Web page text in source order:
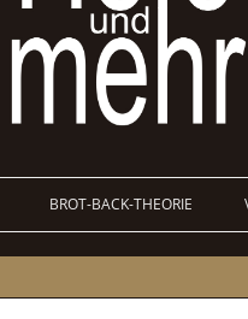
BROT-BACK-THEORIE